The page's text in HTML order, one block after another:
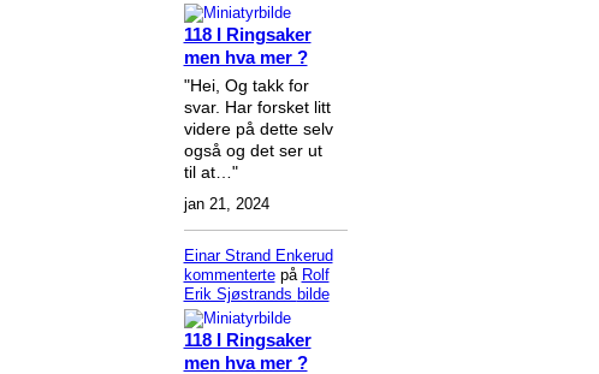
118 I Ringsaker
men hva mer ?
"Hei, Og takk for
svar. Har forsket litt
videre på dette selv
også og det ser ut
til at…"
jan 21, 2024
Einar Strand Enkerud
kommentertepå Rolf
Erik Sjøstrands bilde
118 I Ringsaker
men hva mer ?